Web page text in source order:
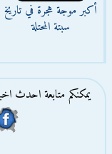
أكبر موجة هجرة في تاريخ
سبتة المحتلة
يمكنكم متابعة احدث